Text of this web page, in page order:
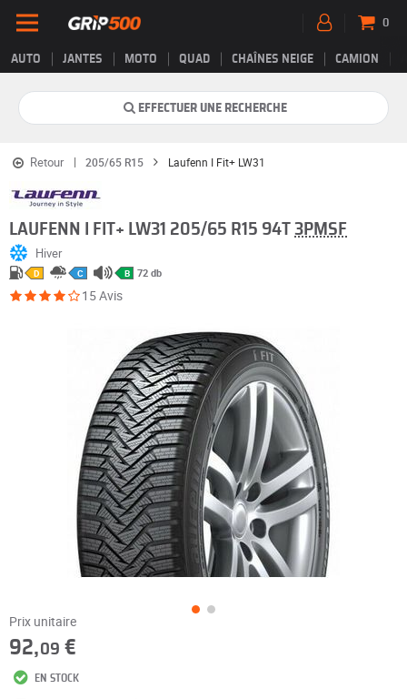
AUTO JANTES MOTO QUAD CHAÎNES NEIGE CAMION
0
EFFECTUER UNE RECHERCHE
Retour 205/65 R15 Laufenn I Fit+ LW31
LAUFENN I FIT+ LW31 205/65 R15 94T 3PMSF
Hiver
D C B 72 db
15 Avis
Prix unitaire
92,09 €
EN STOCK